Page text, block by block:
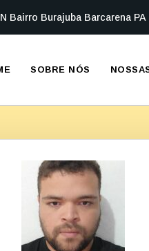
Bairro Burajuba Barcarena PA
SOBRE NÓS